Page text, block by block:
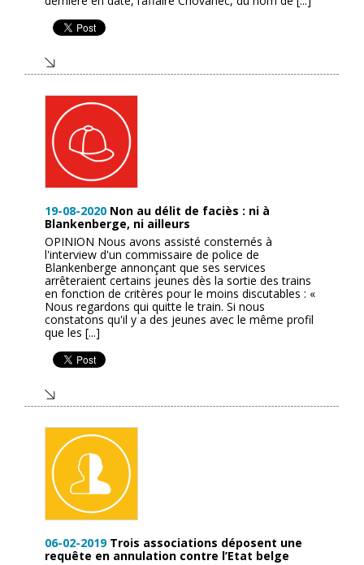
19-08-2020 Non au délit de faciès : ni à
Blankenberge, ni ailleurs
OPINION Nous avons assisté consternés à
l'interview d'un commissaire de police de
Blankenberge annonçant que ses services
arrêteraient certains jeunes dès la sortie des trains
en fonction de critères pour le moins discutables : «
Nous regardons qui quitte le train. Si nous
constatons qu'il y a des jeunes avec le même profil
que les [...]
06-02-2019 Trois associations déposent une
requête en annulation contre l’Etat belge